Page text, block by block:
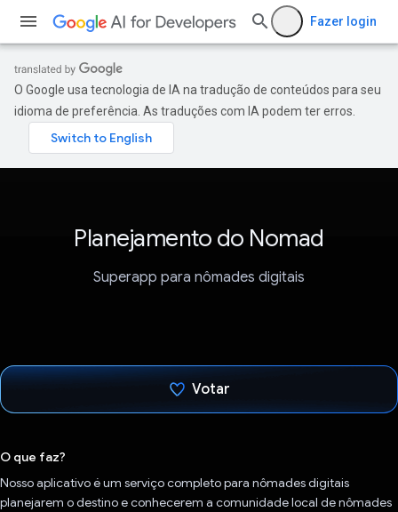
Fazer login
O Google usa tecnologia de IA na tradução de conteúdos para seu
idioma de preferência. As traduções com IA podem ter erros.
Planejamento do Nomad
Superapp para nômades digitais
Votar
O que faz?
Nosso aplicativo é um serviço completo para nômades digitais
planejarem o destino e conhecerem a comunidade local de nômades